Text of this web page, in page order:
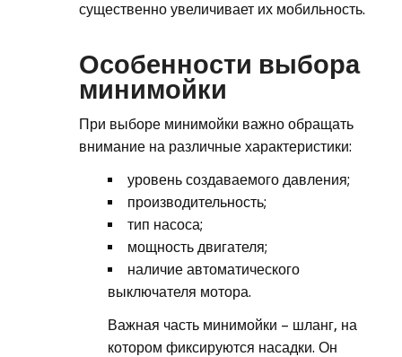
существенно увеличивает их мобильность.
Особенности выбора
минимойки
При выборе минимойки важно обращать
внимание на различные характеристики:
уровень создаваемого давления;
производительность;
тип насоса;
мощность двигателя;
наличие автоматического
выключателя мотора.
Важная часть минимойки – шланг, на
котором фиксируются насадки. Он